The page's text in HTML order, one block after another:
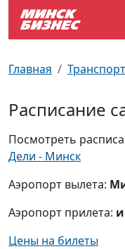
Главная Транспорт
Расписание
Посмотреть
Дели - Минск
Аэропорт вылета:
Аэропорт прилета:
Цены на билеты
Улицы Минска
Документы для ЗАГСа
Пробки на дорогах